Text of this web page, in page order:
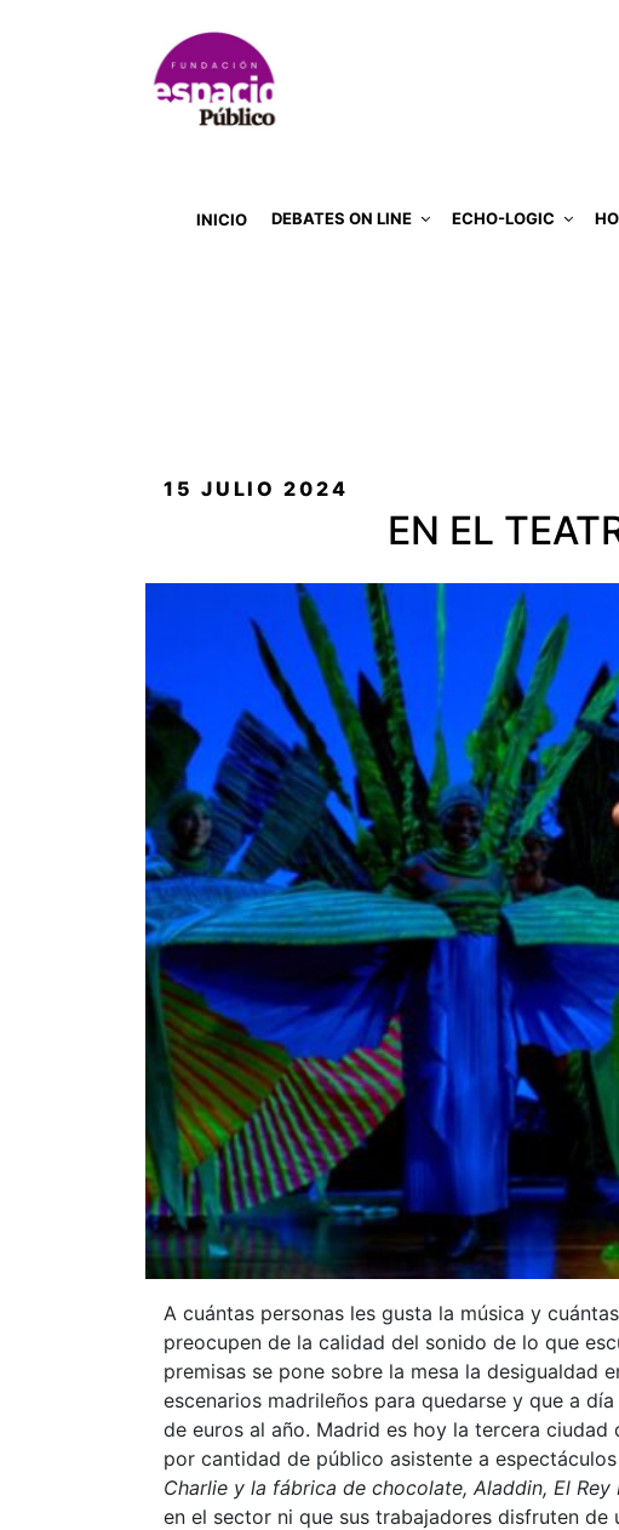
INICIO DEBATES ON LINE ECHO-LOGIC
PUBLICADO
15 JULIO 2024
EN EL
A cuántas personas les gusta la música y
preocupen de la calidad del sonido de lo que
premisas se pone sobre la mesa la desigualdad
escenarios madrileños para quedarse y que a
de euros al año. Madrid es hoy la tercera
por cantidad de público asistente a
Charlie y la fábrica de chocolate, Aladdin, El Rey
en el sector ni que sus trabajadores disfruten